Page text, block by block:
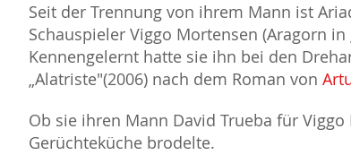
Seit der Trennung von ihrem Mann ist
Schauspieler Viggo Mortensen (Aragorn in
Kennengelernt hatte sie ihn bei den
Alatriste"(2006) nach dem Roman von
Ob sie ihren Mann David Trueba für
Gerüchteküche brodelte.